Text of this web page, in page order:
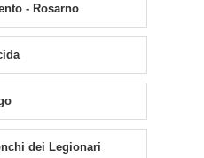
- Rosarno
dei Legionari